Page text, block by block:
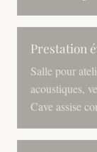
Prestation
Salle pour
acoustiques,
Cave assise